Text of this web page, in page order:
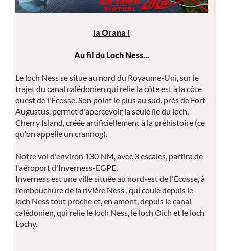
Ia Orana !
Au fil du Loch Ness...
Le loch Ness se situe au nord du Royaume-Uni, sur le
trajet du canal calédonien qui relie la côte est à la côte
ouest de l'Écosse. Son point le plus au sud, près de Fort
Augustus, permet d'apercevoir la seule île du loch,
Cherry Island, créée artificiellement à la préhistoire (ce
qu'on appelle un crannog).
Notre vol d'environ 130 NM, avec 3 escales, partira de
l'aéroport d'Inverness-EGPE.
Inverness est une ville située au nord-est de l'Ecosse, à
l'embouchure de la rivière Ness , qui coule depuis le
loch Ness tout proche et, en amont, depuis le canal
calédonien, qui relie le loch Ness, le loch Oich et le loch
Lochy.